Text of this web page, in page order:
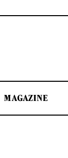
MAGAZINE